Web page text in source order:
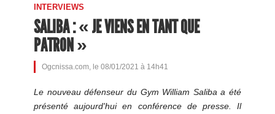
INTERVIEWS
SALIBA : « JE VIENS EN TANT QUE
PATRON »
Ogcnissa.com, le 08/01/2021 à 14h41
Le nouveau défenseur du Gym William Saliba a été
présenté aujourd'hui en conférence de presse. Il